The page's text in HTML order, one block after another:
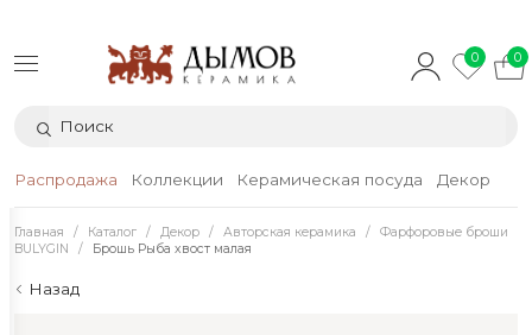
0 0
Распродажа Коллекции Керамическая посуда Декор
Главная Каталог Декор Авторская керамика
Фарфоровые броши
BULYGIN
Брошь Рыба хвост малая
Назад